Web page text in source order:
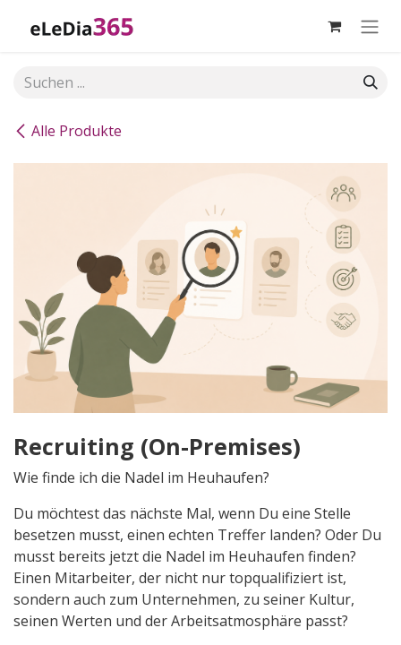
Alle Produkte
Recruiting (On-Premises)
Wie finde ich die Nadel im Heuhaufen?
Du möchtest das nächste Mal, wenn Du eine Stelle
besetzen musst, einen echten Treffer landen? Oder Du
musst bereits jetzt die Nadel im Heuhaufen finden?
Einen Mitarbeiter, der nicht nur topqualifiziert ist,
sondern auch zum Unternehmen, zu seiner Kultur,
seinen Werten und der Arbeitsatmosphäre passt?